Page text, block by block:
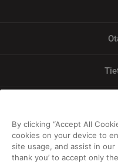
By clicking “Accept All
cookies on your device to
site usage, and assist in
thank you’ to accept only